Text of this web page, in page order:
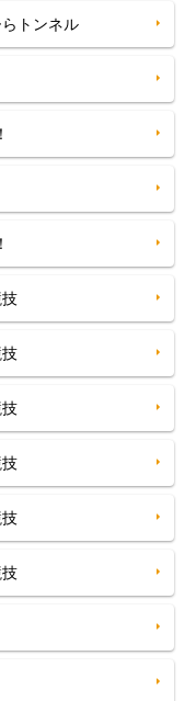
トンネル